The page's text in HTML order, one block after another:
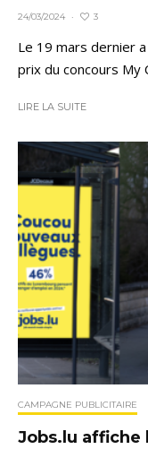
24/03/2024 · 3
Le 19 mars dernier
prix du concours My
LIRE LA SUITE
CAMPAGNE PUBLICITAIRE
Jobs.lu affiche